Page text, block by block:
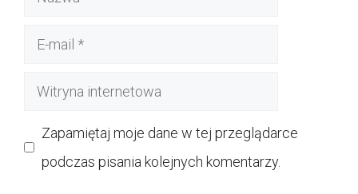
Witryna
Zapamiętaj moje dane w tej przeglądarce
podczas pisania kolejnych komentarzy.